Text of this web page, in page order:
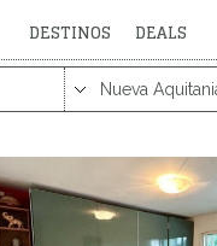
DESTINOS DEALS